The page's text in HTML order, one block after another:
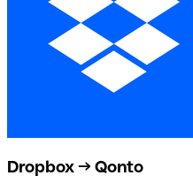
Dropbox → Qonto